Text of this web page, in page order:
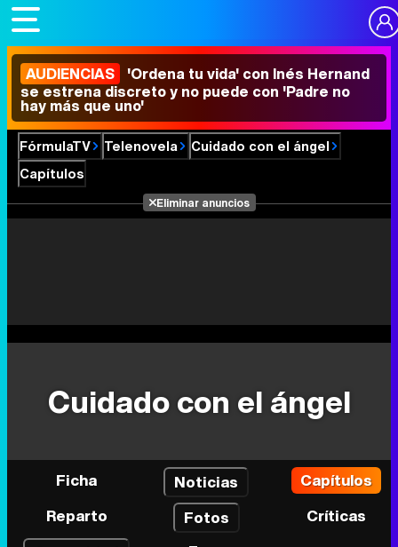
AUDIENCIAS 'Ordena tu vida' con Inés Hernand
se estrena discreto y no puede con 'Padre no
hay más que uno'
FórmulaTV Telenovela
Cuidado con el ángel
Capítulos
Eliminar anuncios
Cuidado con el ángel
Ficha Noticias
Capítulos
Reparto
Fotos
Críticas